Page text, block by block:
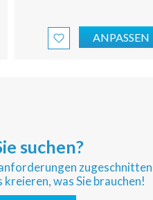
ANPASSEN
suchen?
was Sie brauchen!